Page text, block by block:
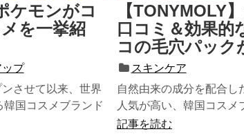
ケモンがコ
を一挙紹
ップ
させて以来、世界
国コスメブランド
)。自然由...
【TONYMOLY
口コミ＆効果的
コの毛穴パック
スキンケア
自然由来の成分を配合し
人気が高い、韓国コスメ
TONYMOLY。世界15ヶ
記事を読む